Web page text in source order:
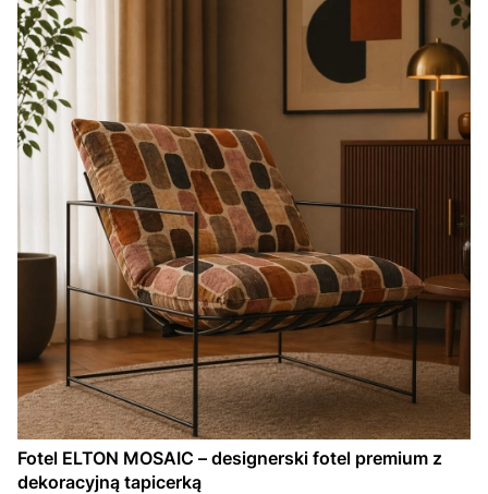
Fotel ELTON MOSAIC – designerski fotel premium z
dekoracyjną tapicerką